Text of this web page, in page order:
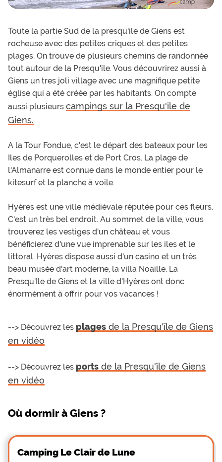
Toute la partie Sud de la presqu'ile de Giens est
rocheuse avec des petites criques et des petites
plages. On trouve de plusieurs chemins de randonnée
tout autour de la Presqu'ile. Vous découvrirez aussi à
Giens un tres joli village avec une magnifique petite
église qui a été créée par les habitants. On compte
aussi plusieurs campings sur la Presqu'ile de
Giens.
A la Tour Fondue, c'est le départ des bateaux pour les
Iles de Porquerolles et de Port Cros. La plage de
l'Almanarre est connue dans le monde entier pour le
kitesurf et la planche à voile.
Hyères est une ville médiévale réputée pour ces fleurs.
C'est un très bel endroit. Au sommet de la ville, vous
trouverez les vestiges d'un château et vous
bénéficierez d'une vue imprenable sur les iles et le
littoral. Hyères dispose aussi d'un casino et un très
beau musée d'art moderne, la villa Noaille. La
Presqu'Ile de Giens et la ville d'Hyères ont donc
énormément à offrir pour vos vacances !
--> Découvrez les plages de la Presqu'île de Giens
en vidéo
--> Découvrez les ports de la Presqu'île de Giens
en vidéo
Où dormir à Giens ?
Camping Le Clair de Lune